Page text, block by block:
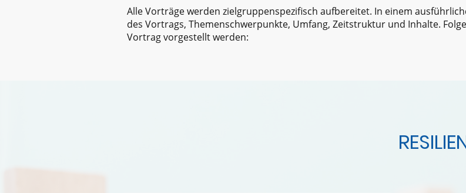
Alle Vorträge werden zielgruppenspezifisch aufbereitet. In einem
des Vortrags, Themenschwerpunkte, Umfang, Zeitstruktur und Inhalte.
Vortrag vorgestellt werden: